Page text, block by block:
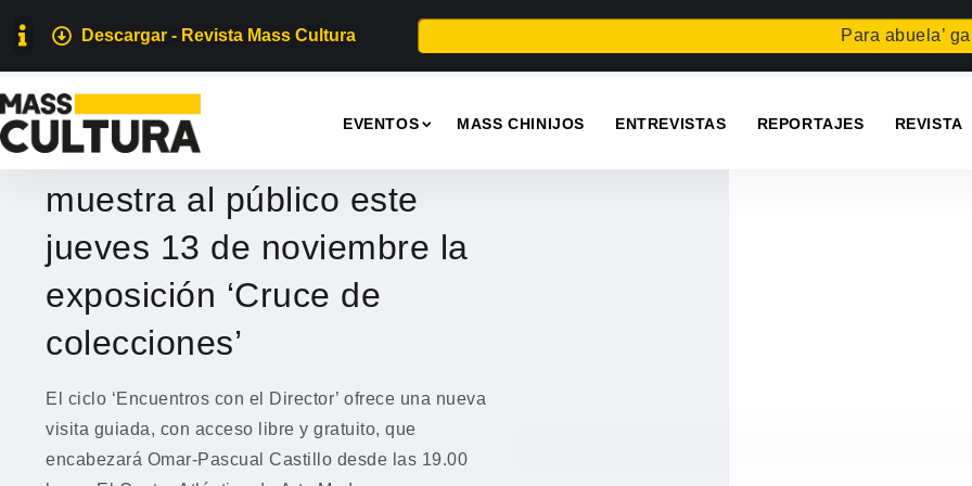
Descargar - Revista Mass Cultura Para abuela’
EVENTOS MASS CHINIJOS ENTREVISTAS REPORTAJES REVISTA
MUSEOS
El director del CAAM
muestra al público este
jueves 13 de noviembre la
exposición ‘Cruce de
colecciones’
El ciclo ‘Encuentros con el Director’ ofrece una nueva
visita guiada, con acceso libre y gratuito, que
encabezará Omar-Pascual Castillo desde las 19.00